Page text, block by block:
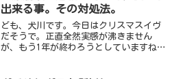
いました…。毎回季節の変...
出来る事。その対処法。
ども、犬川です。今日はクリスマスイヴ
だそうで。正直全然実感が沸きません
が、もう1年が終わろうとしていますね。